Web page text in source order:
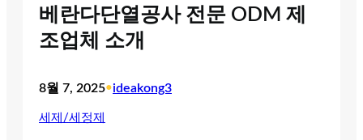
베란다단열공사 전문 ODM 제
조업체 소개
8월 7, 2025•ideakong3
세제/세정제